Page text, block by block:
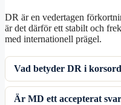
DR är en vedertagen
är det därför ett stabilt och
med internationell prägel.
Vad betyder DR i
Är MD ett accepterat